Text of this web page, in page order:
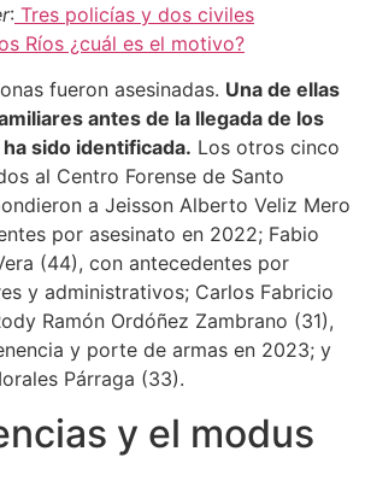
: Tres policías y dos civiles
Ríos ¿cuál es el motivo?
fueron asesinadas. Una de ellas
antes de la llegada de los
sido identificada. Los otros cinco
al Centro Forense de Santo
a Jeisson Alberto Veliz Mero
por asesinato en 2022; Fabio
(44), con antecedentes por
y administrativos; Carlos Fabricio
Ramón Ordóñez Zambrano (31),
y porte de armas en 2023; y
Párraga (33).
y el modus